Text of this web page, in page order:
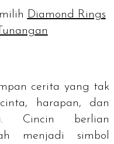
Diamond Rings
cerita yang tak
harapan, dan
Cincin berlian
menjadi simbol